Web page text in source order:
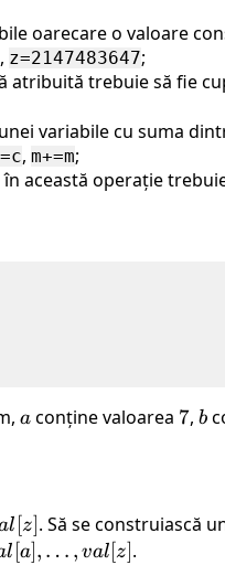
oarecare o valoare
, z=2147483647;
atribuită trebuie să fie
variabile cu suma
, m+=m;
această operație
a
a conține valoarea 7
7, b
b
l [z]. Să se construiască
l [a], … , val [z].